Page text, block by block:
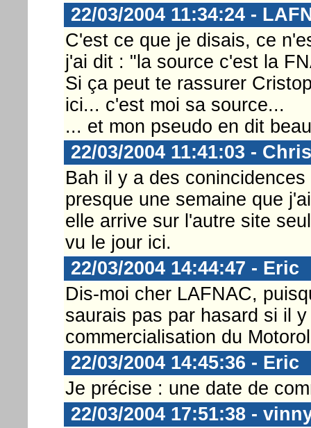
22/03/2004 11:34:24 -
C'est ce que je disais, ce
j'ai dit : "la source c'est la
Si ça peut te rassurer
ici... c'est moi sa source...
... et mon pseudo en dit
22/03/2004 11:41:03 -
Bah il y a des
presque une semaine que
elle arrive sur l'autre site
vu le jour ici.
22/03/2004 14:44:47 - Eric
Dis-moi cher LAFNAC,
saurais pas par hasard si il
commercialisation du
22/03/2004 14:45:36 - Eric
Je précise : une date de
22/03/2004 17:51:38 -